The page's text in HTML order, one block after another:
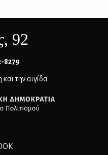
, 92
8279
την αιγίδα